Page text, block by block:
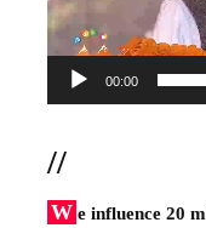
00:00
//
W e influence 20